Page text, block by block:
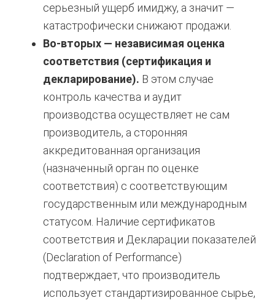
серьезный ущерб имиджу, а значит —
катастрофически снижают продажи.
Во-вторых — независимая оценка
соответствия (сертификация и
декларирование). В этом случае
контроль качества и аудит
производства осуществляет не сам
производитель, а сторонняя
аккредитованная организация
(назначенный орган по оценке
соответствия) с соответствующим
государственным или международным
статусом. Наличие сертификатов
соответствия и Декларации показателей
(Declaration of Performance)
подтверждает, что производитель
использует стандартизированное сырье,